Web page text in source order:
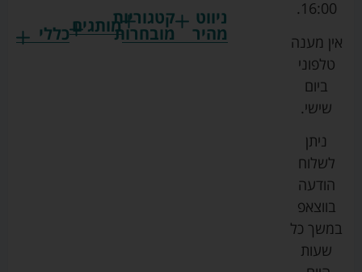
ניווט
מהיר
קטגוריות
מובחרותמותגים
גרקו
כללי
16:00.
אין מענה
טלפוני
ביום
שישי.
ניתן
לשלוח
הודעה
בווצאפ
במשך כל
שעות